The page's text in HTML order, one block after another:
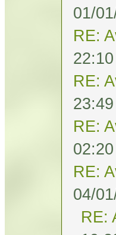
01/
RE:
22:10
RE:
23:49
RE:
02:20
RE:
04/
RE: